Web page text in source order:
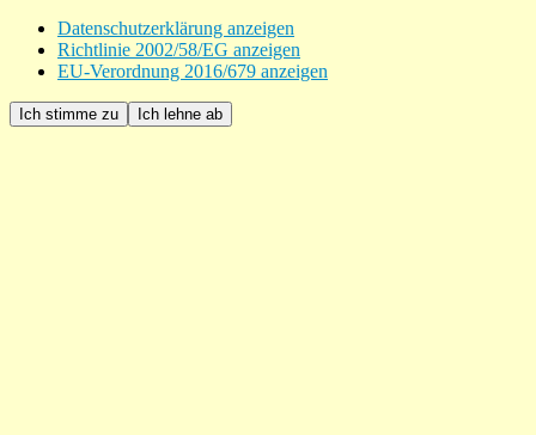
Datenschutzerklärung anzeigen
Richtlinie 2002/58/EG anzeigen
EU-Verordnung 2016/679 anzeigen
Ich stimme zu Ich lehne ab